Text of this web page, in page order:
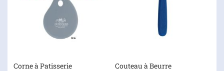
Corne à Patisserie
Couteau à Beurre